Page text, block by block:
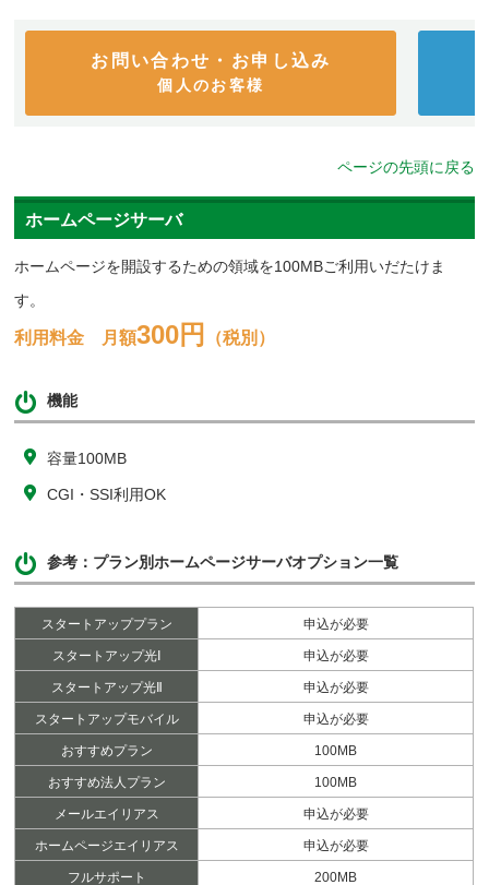
お問い合わせ・お申し込み
個人のお客様
ページの先頭に戻る
ホームページサーバ
ホームページを開設するための領域を100MBご利用いだたけま
す。
利用料金 月額300円 （税別）
機能
容量100MB
CGI・SSI利用OK
参考：プラン別ホームページサーバオプション一覧
スタートアッププラン 申込が必要
スタートアップ光Ⅰ 申込が必要
スタートアップ光Ⅱ 申込が必要
スタートアップモバイル 申込が必要
おすすめプラン 100MB
おすすめ法人プラン 100MB
メールエイリアス 申込が必要
ホームページエイリアス 申込が必要
フルサポート 200MB